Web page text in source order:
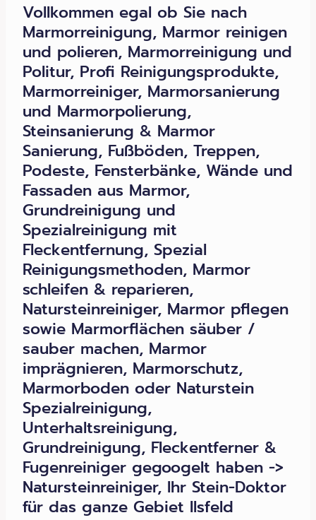
Vollkommen egal ob Sie nach
Marmorreinigung, Marmor reinigen
und polieren, Marmorreinigung und
Politur, Profi Reinigungsprodukte,
Marmorreiniger, Marmorsanierung
und Marmorpolierung,
Steinsanierung & Marmor
Sanierung, Fußböden, Treppen,
Podeste, Fensterbänke, Wände und
Fassaden aus Marmor,
Grundreinigung und
Spezialreinigung mit
Fleckentfernung, Spezial
Reinigungsmethoden, Marmor
schleifen & reparieren,
Natursteinreiniger, Marmor pflegen
sowie Marmorflächen säuber /
sauber machen, Marmor
imprägnieren, Marmorschutz,
Marmorboden oder Naturstein
Spezialreinigung,
Unterhaltsreinigung,
Grundreinigung, Fleckentferner &
Fugenreiniger gegoogelt haben ->
Natursteinreiniger, Ihr Stein-Doktor
für das ganze Gebiet Ilsfeld